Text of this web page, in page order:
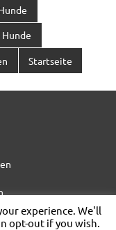
Startseite
ThemeZee.
experience. We'll
opt-out if you wish.